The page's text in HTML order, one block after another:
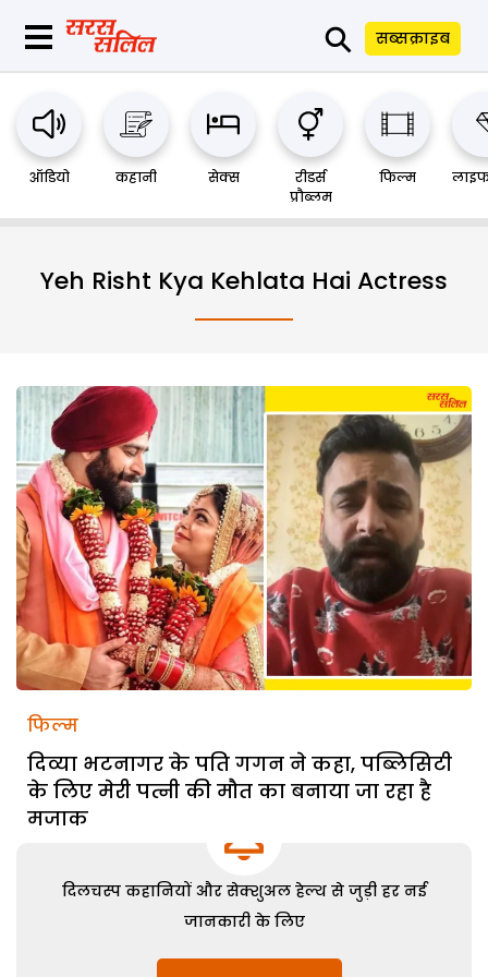
⚲ सब्सक्राइब
ऑडियो कहानी सेक्स
रीडर्स
प्रौब्लम
फिल्म
Yeh Risht Kya Kehlata Hai Actress
फिल्म
दिव्या भटनागर के पति गगन ने कहा, पब्लिसिटी
के लिए मेरी पत्नी की मौत का बनाया जा रहा है
मजाक
दिलचस्प कहानियों और सेक्शुअल हेल्थ से जुड़ी हर नई
जानकारी के लिए